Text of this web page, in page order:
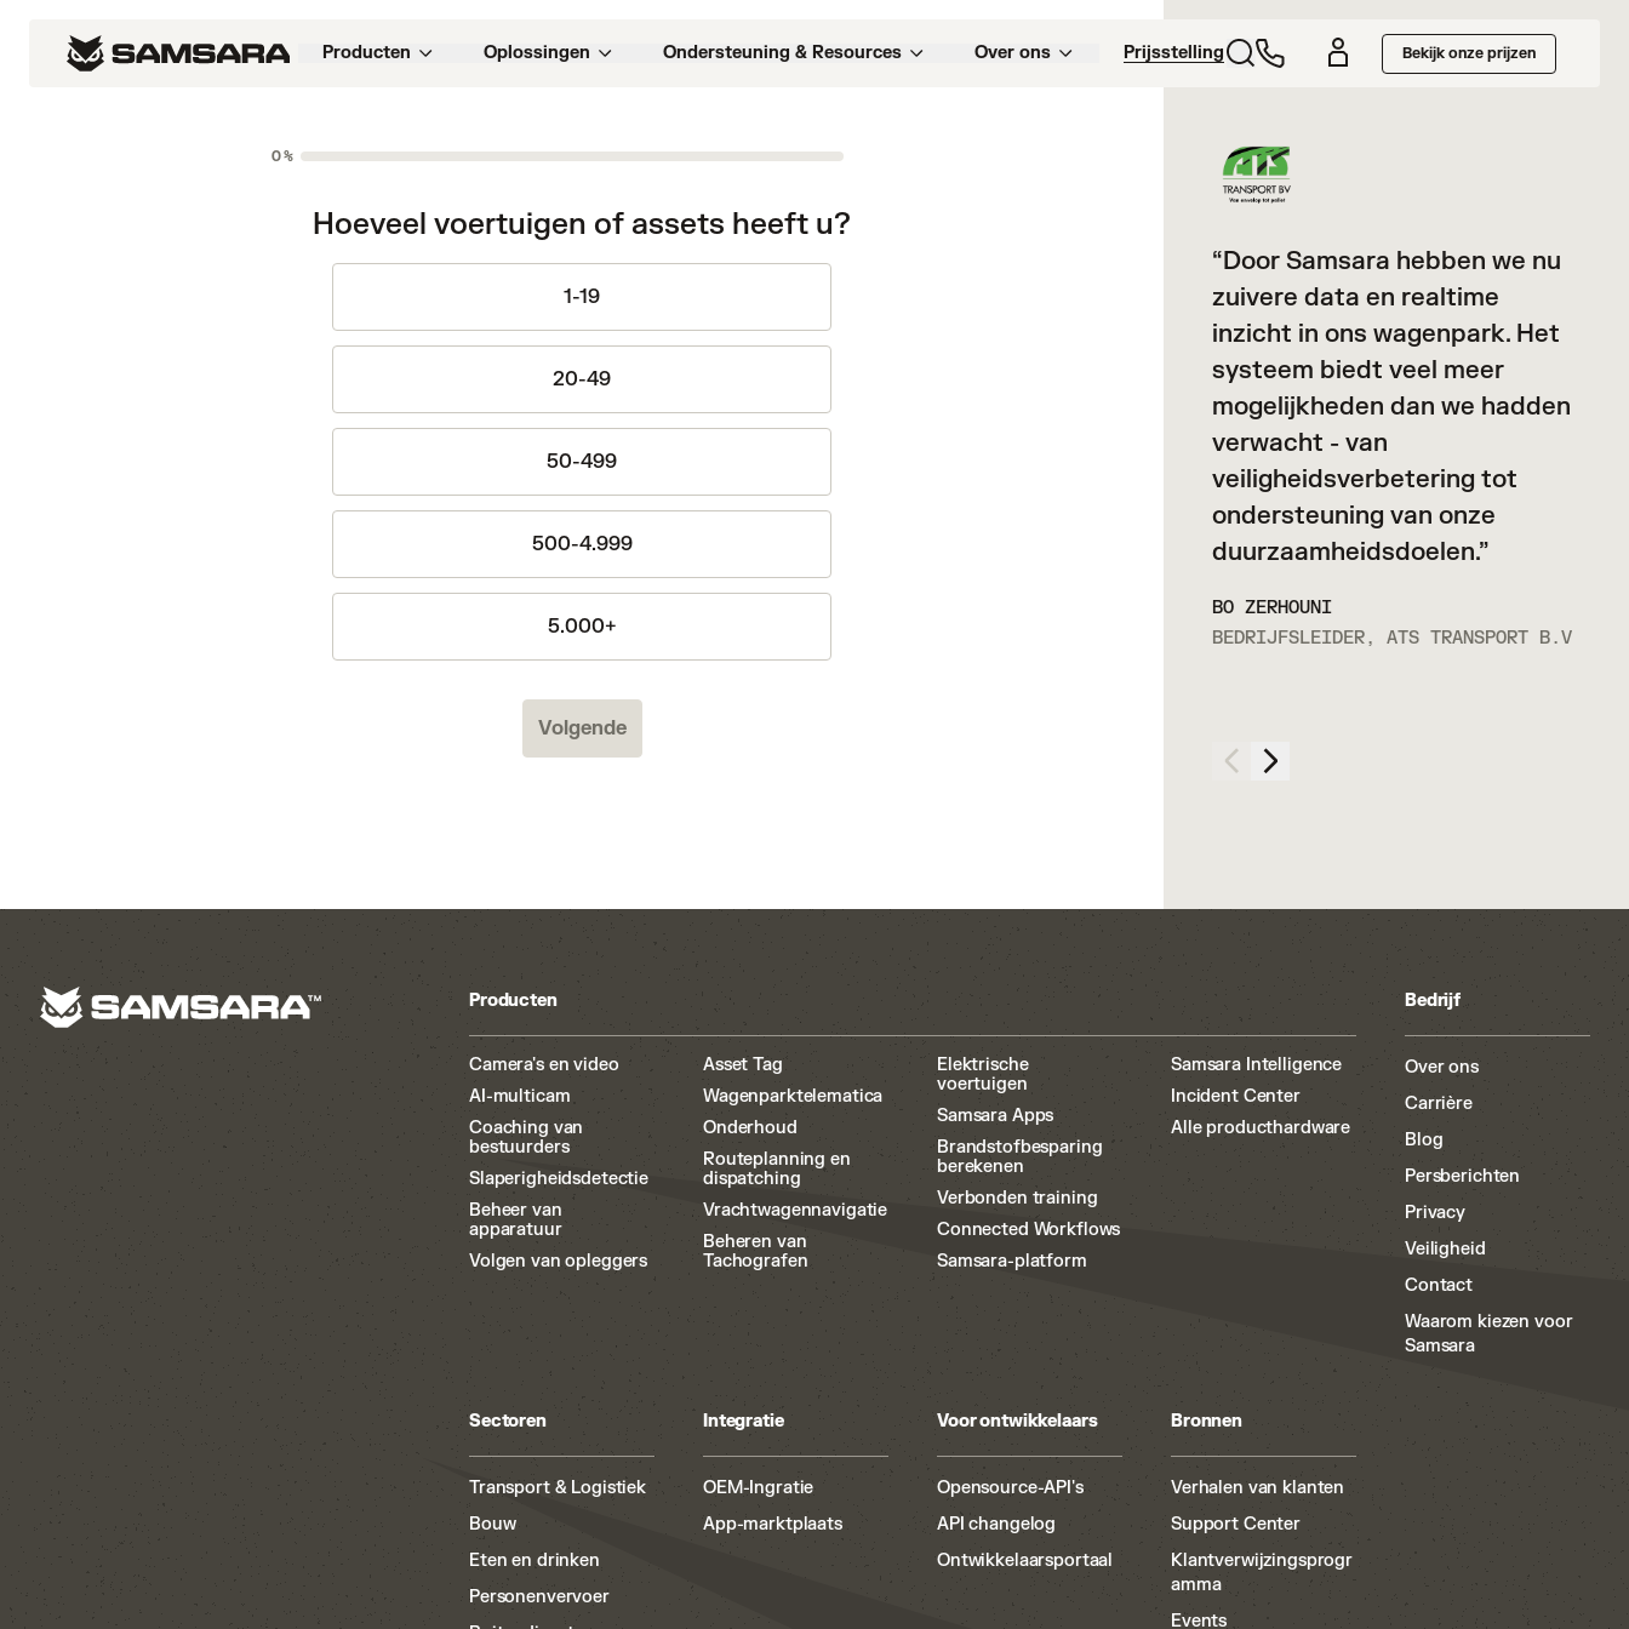
Producten Oplossingen Ondersteuning & Resources Over ons Prijsstelling Bekijk onze prijzen
0%
Hoeveel voertuigen of assets heeft u?
1-19
20-49
50-499
500-4.999
5.000+
Volgende
“Door Samsara hebben we nu
zuivere data en realtime
inzicht in ons wagenpark. Het
systeem biedt veel meer
mogelijkheden dan we hadden
verwacht - van
veiligheidsverbetering tot
ondersteuning van onze
duurzaamheidsdoelen.”
BO ZERHOUNI
BEDRIJFSLEIDER, ATS TRANSPORT B.V
Producten
Camera's en video
AI-multicam
Coaching van
bestuurders
Slaperigheidsdetectie
Beheer van
apparatuur
Volgen van opleggers
Asset Tag
Wagenparktelematica
Onderhoud
Routeplanning en
dispatching
Vrachtwagennavigatie
Beheren van
Tachografen
Elektrische
voertuigen
Samsara Apps
Brandstofbesparing
berekenen
Verbonden training
Connected Workflows
Samsara-platform
Samsara Intelligence
Incident Center
Alle producthardware
Bedrijf
Over ons
Carrière
Blog
Persberichten
Privacy
Veiligheid
Contact
Waarom kiezen voor
Samsara
Sectoren
Transport & Logistiek
Bouw
Eten en drinken
Personenvervoer
Integratie
OEM-Ingratie
App-marktplaats
Voor ontwikkelaars
Opensource-API's
API changelog
Ontwikkelaarsportaal
Bronnen
Verhalen van klanten
Support Center
Klantverwijzingsprogr
amma
Events